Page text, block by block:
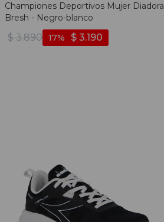
Championes Deportivos Mujer Diadora
Bresh - Negro-blanco
$ 3.890 $ 3.190
17